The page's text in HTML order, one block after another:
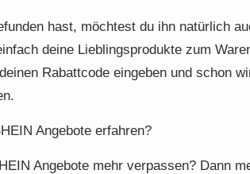
hast, möchtest du ihn natürlich
deine Lieblingsprodukte zum
Rabattcode eingeben und schon
Angebote erfahren?
Angebote mehr verpassen? Dann